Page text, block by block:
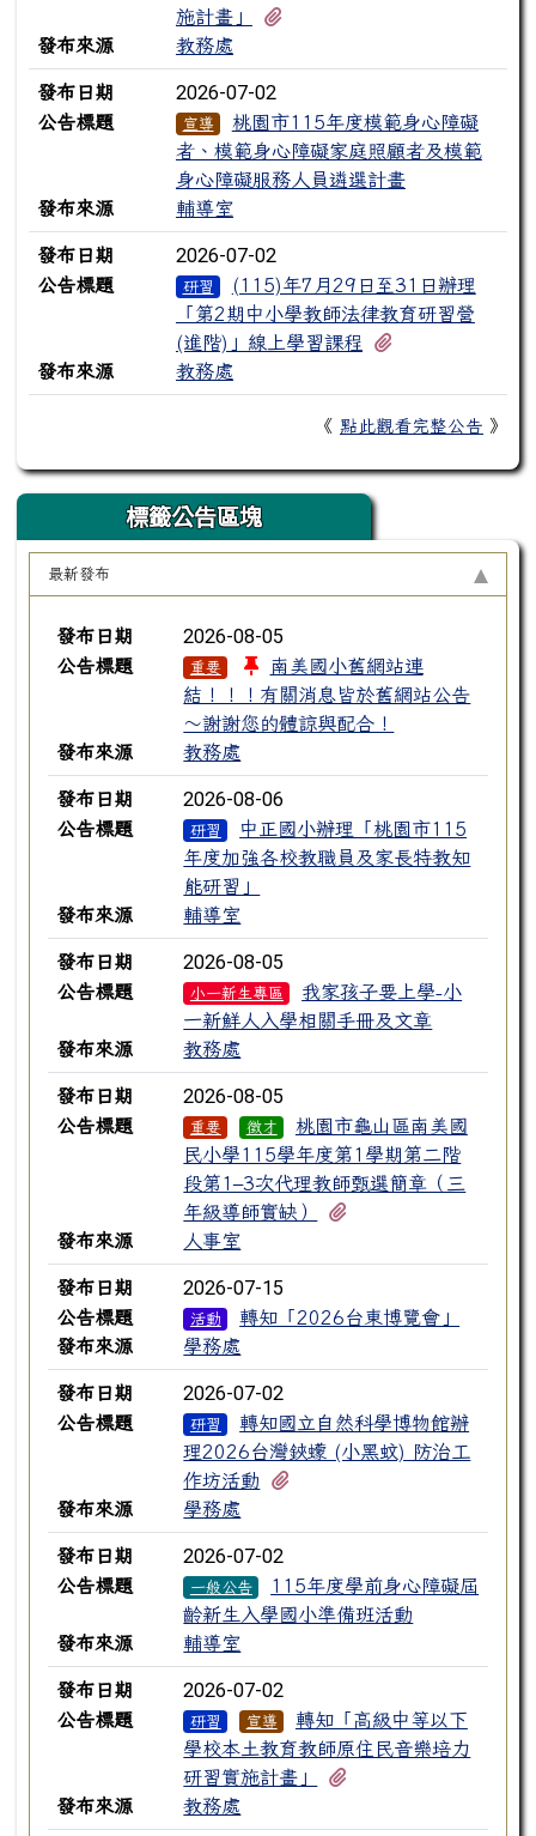
施計畫」
發布來源
教務處
發布日期 2026-07-02
公告標題 宣導
桃園市115年度模範身心障礙
者、模範身心障礙家庭照顧者及模範
身心障礙服務人員遴選計畫
發布來源
輔導室
發布日期 2026-07-02
公告標題 研習
(115)年7月29日至31日辦理
「第2期中小學教師法律教育研習營
(進階)」線上學習課程
發布來源
教務處
《 點此觀看完整公告 》
標籤公告區塊
最新發布
新聞列表
發布日期 2026-08-05
公告標題 重要
南美國小舊網站連
結！！！有關消息皆於舊網站公告
～謝謝您的體諒與配合！
發布來源
教務處
發布日期 2026-08-06
公告標題 研習
中正國小辦理「桃園市115
年度加強各校教職員及家長特教知
能研習」
發布來源
輔導室
發布日期 2026-08-05
公告標題 小一新生專區
我家孩子要上學-小
一新鮮人入學相關手冊及文章
發布來源
教務處
發布日期 2026-08-05
公告標題 重要 徵才
桃園市龜山區南美國
民小學115學年度第1學期第二階
段第1–3次代理教師甄選簡章（三
年級導師實缺）
發布來源
人事室
發布日期 2026-07-15
公告標題 活動
轉知「2026台東博覽會」
發布來源
學務處
發布日期 2026-07-02
公告標題 研習
轉知國立自然科學博物館辦
理2026台灣鋏蠓 (小黑蚊) 防治工
作坊活動
發布來源
學務處
發布日期 2026-07-02
公告標題 一般公告
115年度學前身心障礙屆
齡新生入學國小準備班活動
發布來源
輔導室
發布日期 2026-07-02
公告標題 研習 宣導
轉知「高級中等以下
學校本土教育教師原住民音樂培力
研習實施計畫」
發布來源
教務處